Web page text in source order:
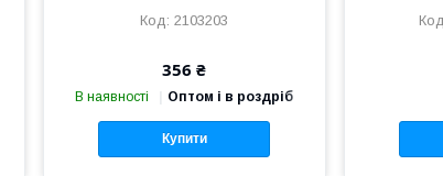
2103203
356 ₴
В наявності Оптом і в роздріб
Купити